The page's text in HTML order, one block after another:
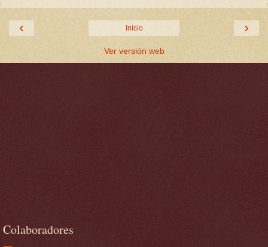
‹ ›
Inicio
Ver versión web
Colaboradores